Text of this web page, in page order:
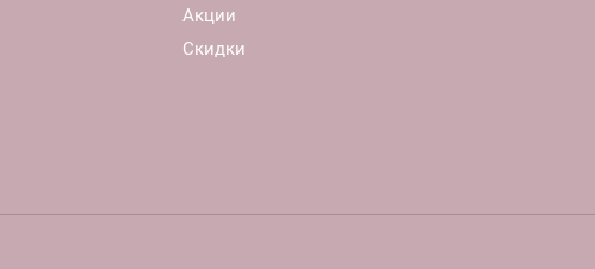
Акции
Скидки